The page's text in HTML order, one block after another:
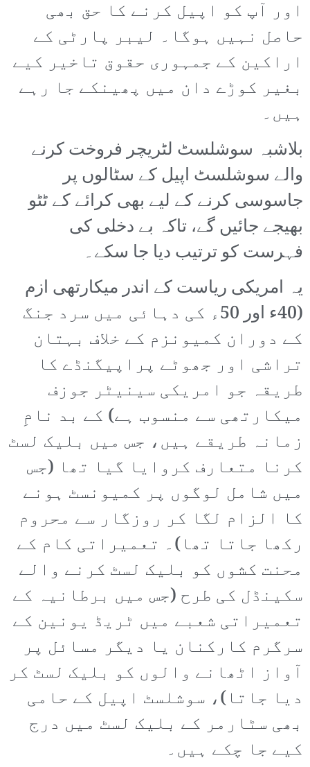
اور آپ کو اپیل کرنے کا حق بھی
حاصل نہیں ہوگا۔ لیبر پارٹی کے
اراکین کے جمہوری حقوق تاخیر کیے
بغیر کوڑے دان میں پھینکے جا رہے
ہیں۔
بلاشبہ سوشلسٹ لٹریچر فروخت کرنے
والے سوشلسٹ اپیل کے سٹالوں پر
جاسوسی کرنے کے لیے بھی کرائے کے ٹٹو
بھیجے جائیں گے، تاکہ بے دخلی کی
فہرست کو ترتیب دیا جا سکے۔
یہ امریکی ریاست کے اندر میکارتھی ازم
(40ء اور 50ء کی دہائی میں سرد جنگ
کے دوران کمیونزم کے خلاف بہتان
تراشی اور جھوٹے پراپیگنڈے کا
طریقہ جو امریکی سینیٹر جوزف
میکارتھی سے منسوب ہے) کے بد نامِ
زمانہ طریقے ہیں، جس میں بلیک لسٹ
کرنا متعارف کروایا گیا تھا (جس
میں شامل لوگوں پر کمیونسٹ ہونے
کا الزام لگا کر روزگار سے محروم
رکھا جاتا تھا)۔ تعمیراتی کام کے
محنت کشوں کو بلیک لسٹ کرنے والے
سکینڈل کی طرح (جس میں برطانیہ کے
تعمیراتی شعبے میں ٹریڈ یونین کے
سرگرم کارکنان یا دیگر مسائل پر
آواز اٹھانے والوں کو بلیک لسٹ کر
دیا جاتا)، سوشلسٹ اپیل کے حامی
بھی سٹارمر کے بلیک لسٹ میں درج
کیے جا چکے ہیں۔